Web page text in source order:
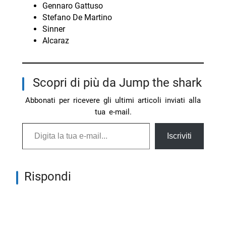
Gennaro Gattuso
Stefano De Martino
Sinner
Alcaraz
Scopri di più da Jump the shark
Abbonati per ricevere gli ultimi articoli inviati alla
tua e-mail.
Digita la tua e-mail...
Iscriviti
Rispondi